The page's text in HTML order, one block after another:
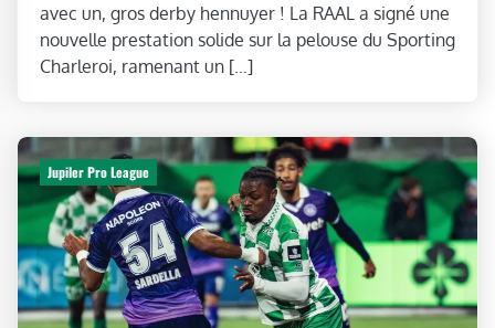
avec un, gros derby hennuyer ! La RAAL a signé une
nouvelle prestation solide sur la pelouse du Sporting
Charleroi, ramenant un […]
Jupiler Pro League